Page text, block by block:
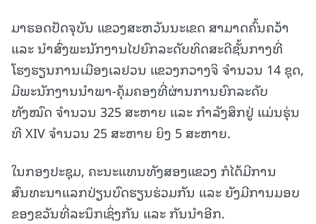
ມາຮອດປັດຈຸບັນ ແຂວງສະຫວັນນະເຂດ ສາມາດຄົ້ນຄວ້າ
ແລະ ນໍາສົ່ງພະນັກງານໄປຍົກລະດັບທິດສະດີຊັ້ນກາງທີ່
ໂຮງຮຽນການເມືອງເລຢວນ ແຂວງກວາງຈິ ຈໍານວນ 14 ຊຸດ,
ມີພະນັກງານນໍາພາ-ຄຸ້ມຄອງທີ່ຜ່ານການຍົກລະດັບ
ທັງໝົດ ຈໍານວນ 325 ສະຫາຍ ແລະ ກໍາລັງສຶກຢູ່ ແມ່ນຮຸ່ນ
ທີ XIV ຈໍານວນ 25 ສະຫາຍ ຍິງ 5 ສະຫາຍ.
ໃນກອງປະຊຸມ, ຄະນະແທນທັງສອງແຂວງ ກໍໄດ້ມີການ
ສົນທະນາແລກປ່ຽນບົດຮຽນຮ່ວມກັນ ແລະ ຍັງມີການມອບ
ຂອງຂວັນທີ່ລະນຶກເຊິ່ງກັນ ແລະ ກັນນຳອີກ.